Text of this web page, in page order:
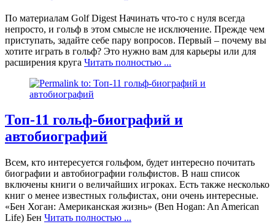
По материалам Golf Digest Начинать что-то с нуля всегда
непросто, и гольф в этом смысле не исключение. Прежде чем
приступать, задайте себе пару вопросов. Первый – почему вы
хотите играть в гольф? Это нужно вам для карьеры или для
расширения круга Читать полностью ...
Топ-11 гольф-биографий и
автобиографий
Всем, кто интересуется гольфом, будет интересно почитать
биографии и автобиографии гольфистов. В наш список
включены книги о величайших игроках. Есть также несколько
книг о менее известных гольфистах, они очень интересные.
«Бен Хоган: Американская жизнь» (Ben Hogan: An American
Life) Бен Читать полностью ...